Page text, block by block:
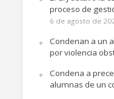
proceso de
6 de agosto de
Condenan a un
por violencia
Condena a
alumnas de un